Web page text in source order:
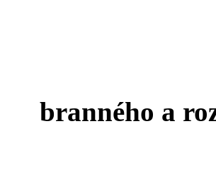
branného a